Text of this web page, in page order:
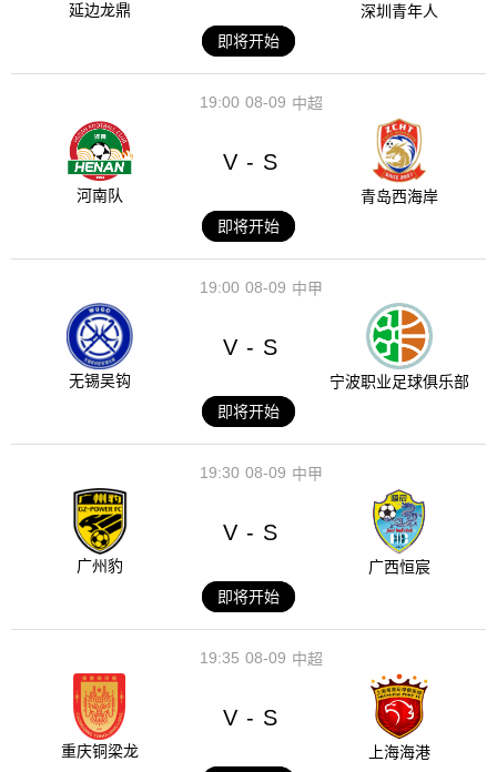
延边龙鼎
深圳青年人
即将开始
08-09
19:00 中超
河南队
V - S
青岛西海岸
即将开始
08-09
19:00 中甲
无锡吴钩
V - S
宁波职业足球俱乐部
即将开始
08-09
19:30 中甲
广州豹
V - S
广西恒宸
即将开始
08-09
19:35 中超
重庆铜梁龙
V - S
上海海港